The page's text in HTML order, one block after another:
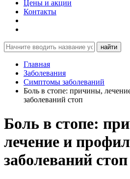
Цены и акции
Контакты
найти
Главная
Заболевания
Симптомы заболеваний
Боль в стопе: причины,
заболеваний стоп
Боль в стопе:
лечение и
заболеваний стоп